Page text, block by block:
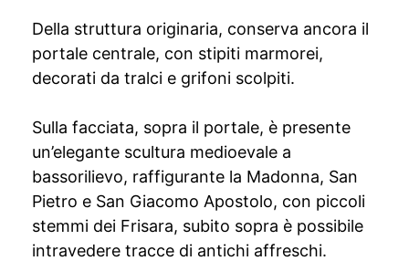
Della struttura originaria, conserva ancora il
portale centrale, con stipiti marmorei,
decorati da tralci e grifoni scolpiti.
Sulla facciata, sopra il portale, è presente
un’elegante scultura medioevale a
bassorilievo, raffigurante la Madonna, San
Pietro e San Giacomo Apostolo, con piccoli
stemmi dei Frisara, subito sopra è possibile
intravedere tracce di antichi affreschi.